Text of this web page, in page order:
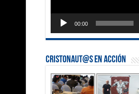
00:00
Cristonaut@s en Acción